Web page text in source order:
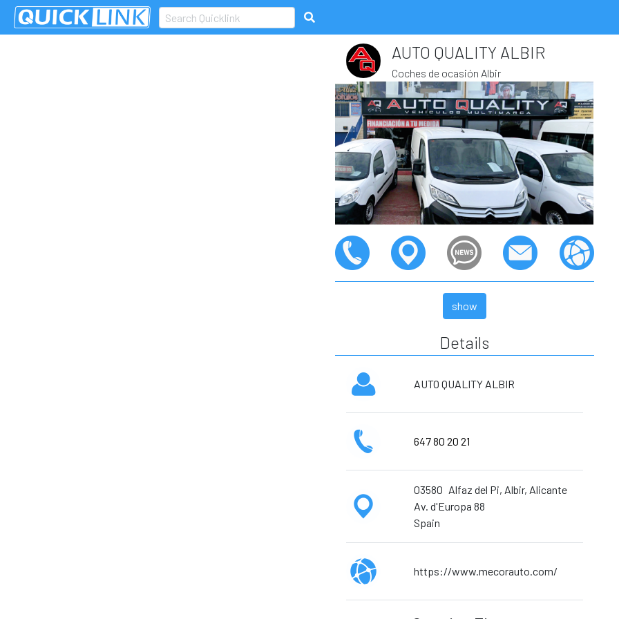
AUTO QUALITY ALBIR
Coches de ocasión Albir
show
Details
AUTO QUALITY ALBIR
647 80 20 21
03580 Alfaz del Pi, Albir, Alicante
Av. d'Europa 88
Spain
https://www.mecorauto.com/